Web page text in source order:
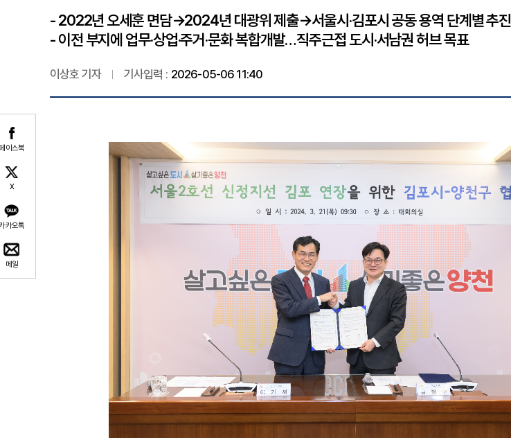
이스북
X
카오톡
메일
- 2022년 오세훈 면담→2024년 대광위 제출→서울시·김포시 공동 용역 단계별 추진
- 이전 부지에 업무·상업·주거·문화 복합개발…직주근접 도시·서남권 허브 목표
이상호 기자 기사입력 : 2026-05-06 11:40